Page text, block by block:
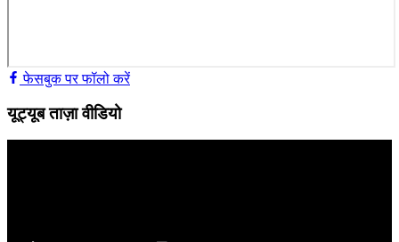
फेसबुक पर फॉलो करें
यूट्यूब ताज़ा वीडियो